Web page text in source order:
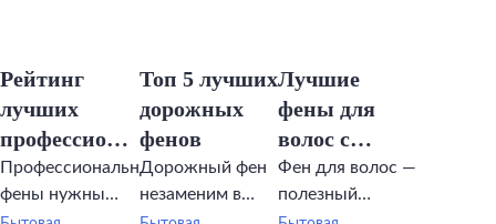
Рейтинг
лучших
профессиональных
фенов для
волос
Профессиональные
фены нужны
Топ 5 лучших
дорожных
фенов
Дорожный фен
незаменим в
Лучшие
фены для
волос с
ионизацией
Фен для волос —
полезный